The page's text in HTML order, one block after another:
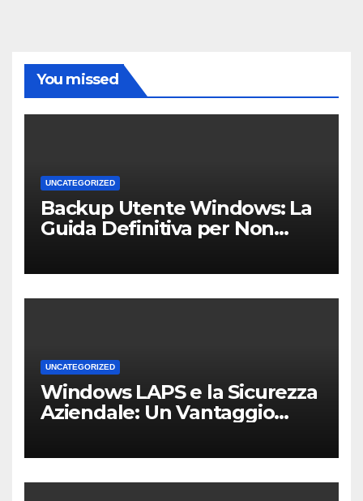
You missed
UNCATEGORIZED
Backup Utente Windows: La
Guida Definitiva per Non
Casa o dell’Ufficio
UNCATEGORIZED
Windows LAPS e la Sicurezza
Aziendale: Un Vantaggio